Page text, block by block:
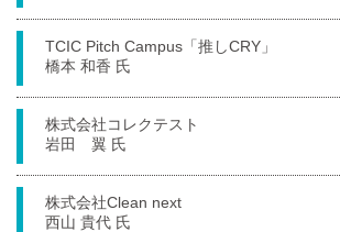
TCIC Pitch Campus「推しCRY」
橋本 和香 氏
株式会社コレクテスト
岩田 翼 氏
株式会社Clean next
西山 貴代 氏